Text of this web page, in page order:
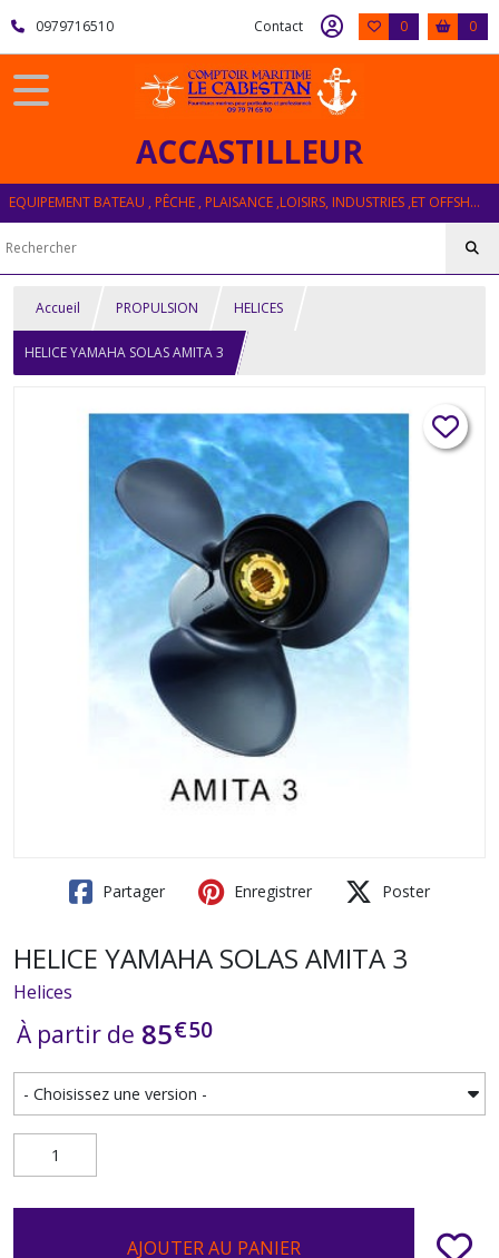
0979716510 Contact 0 0
ACCASTILLEUR
EQUIPEMENT BATEAU , PÊCHE , PLAISANCE ,LOISIRS, INDUSTRIES ,ET OFFSHORE
Accueil PROPULSION HELICES
HELICE YAMAHA SOLAS AMITA 3
Partager Enregistrer Poster
HELICE YAMAHA SOLAS AMITA 3
Helices
À partir de 85€50
AJOUTER AU PANIER